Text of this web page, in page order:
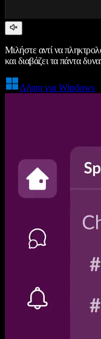
Μιλήστε αντί να
και διαβάζει τα πάντα
Λήψη για Windows